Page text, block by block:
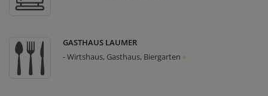
GASTHAUS LAUMER
- Wirtshaus, Gasthaus, Biergarten »